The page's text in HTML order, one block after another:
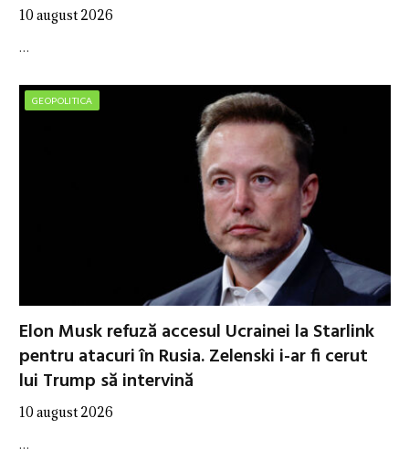
10 august 2026
…
GEOPOLITICA
Elon Musk refuză accesul Ucrainei la Starlink
pentru atacuri în Rusia. Zelenski i-ar fi cerut
lui Trump să intervină
10 august 2026
…